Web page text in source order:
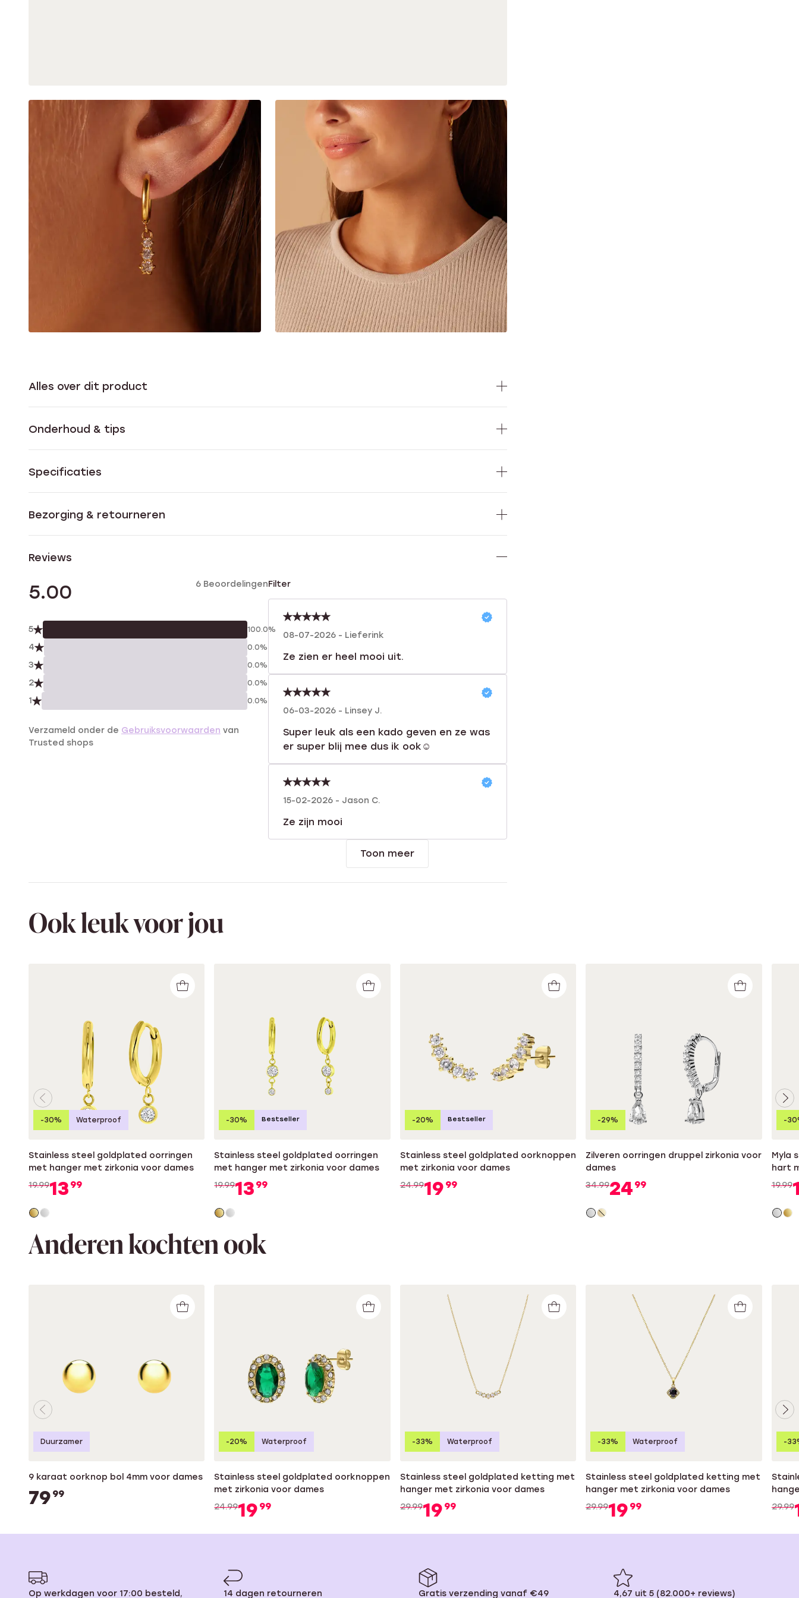
Alles over dit product
Onderhoud & tips
Specificaties
Bezorging & retourneren
Reviews
5.00 6 Beoordelingen
5 100.0%
4 0.0%
3 0.0%
2 0.0%
1 0.0%
Verzameld onder de Gebruiksvoorwaarden van
Trusted shops
Filter
08-07-2026 - Lieferink
Ze zien er heel mooi uit.
06-03-2026 - Linsey J.
Super leuk als een kado geven en ze was
er super blij mee dus ik ook☺️
15-02-2026 - Jason C.
Ze zijn mooi
Toon meer
Ook leuk voor jou
Stainless steel goldplated oorringen
met hanger met zirkonia voor dames
19.9913 99
-30% Waterproof
Stainless steel goldplated oorringen
met hanger met zirkonia voor dames
19.9913 99
-30% Bestseller
Stainless steel goldplated oorknoppen
met zirkonia voor dames
24.9919 99
-20% Bestseller
Zilveren oorringen druppel zirkonia voor
dames
34.9924 99
-29%
Myla
hart
19.99
-
Anderen kochten ook
9 karaat oorknop bol 4mm voor dames
79 99
Duurzamer
Stainless steel goldplated oorknoppen
met zirkonia voor dames
24.9919 99
-20% Waterproof
Stainless steel goldplated ketting met
hanger met zirkonia voor dames
29.9919 99
-33% Waterproof
Stainless steel goldplated ketting met
hanger met zirkonia voor dames
29.9919 99
-33% Waterproof
29.99
-
Op werkdagen voor 17:00 besteld, 14 dagen retourneren Gratis verzending vanaf €49 4,67 uit 5 (82.000+ reviews)